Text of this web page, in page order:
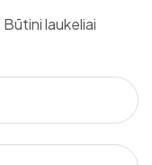
Būtini laukeliai